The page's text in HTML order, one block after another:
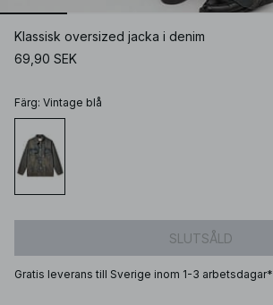
Klassisk oversized jacka i denim
69,90 SEK
Färg: Vintage blå
SLUTSÅLD
Gratis leverans till Sverige inom 1-3 arbetsdagar*